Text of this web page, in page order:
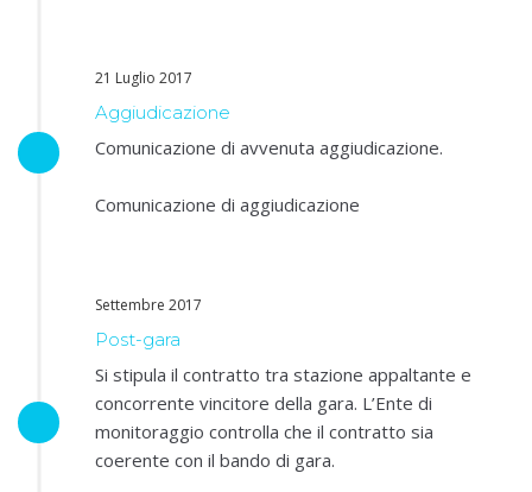
21 Luglio 2017
Aggiudicazione
Comunicazione di avvenuta aggiudicazione.
Comunicazione di aggiudicazione
Settembre 2017
Post-gara
Si stipula il contratto tra stazione appaltante e
concorrente vincitore della gara. L’Ente di
monitoraggio controlla che il contratto sia
coerente con il bando di gara.